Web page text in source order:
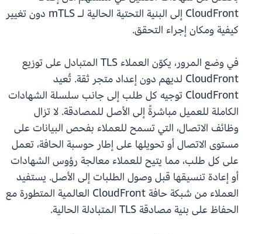
CloudFront إلى البنية التحتية الحالية لـ mTLS دون تغيير
كيفية ومكان إجراء التحقق.
في وضع المرور، يكوّن العملاء TLS المتبادل على توزيع
CloudFront لديهم دون إعداد متجر ثقة. تُعيد
CloudFront توجيه كل طلب إلى جانب سلسلة الشهادات
الكاملة للعميل مباشرةً إلى الأصل للمصادقة. لا تزال
وظائف الاتصال، التي تسمح للعملاء بفحص البيانات على
مستوى الاتصال أو تحويلها على إطار حوسبة الحافة، تعمل
على كل طلب، مما يتيح للعملاء معالجة رؤوس الشهادات
أو إعادة تنسيقها قبل وصول الطلبات إلى الأصل. يستفيد
العملاء من شبكة حافة CloudFront العالمية المتطورة مع
الحفاظ على بنية مصادقة TLS المتبادلة الحالية.